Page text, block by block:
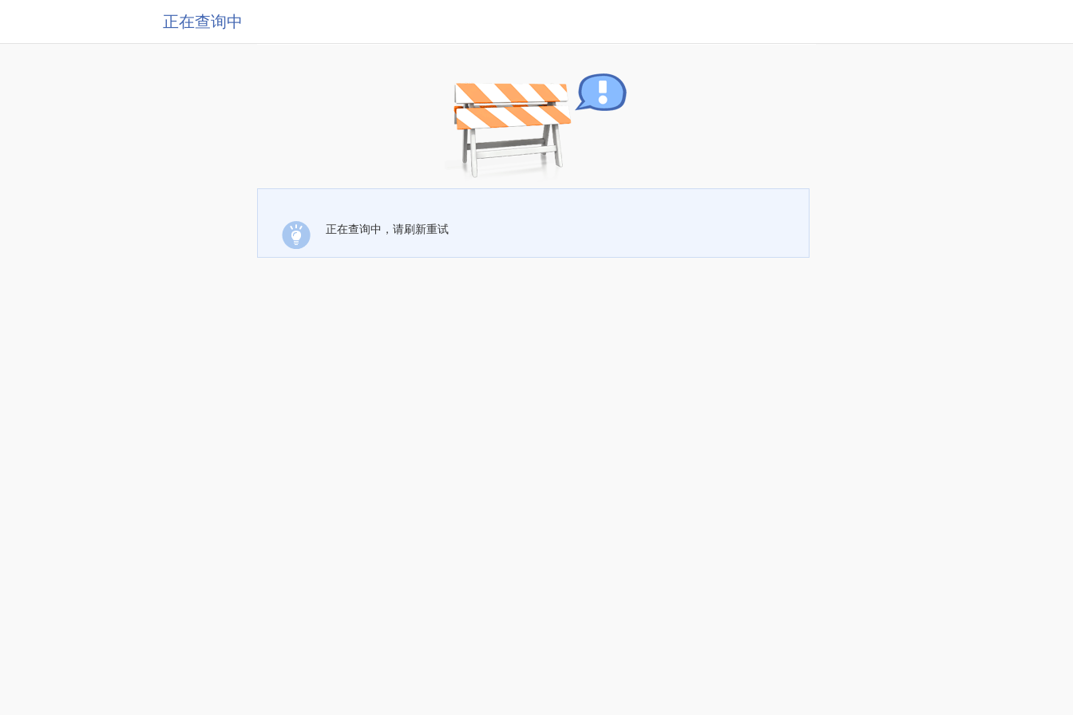
正在查询中
正在查询中，请刷新重试